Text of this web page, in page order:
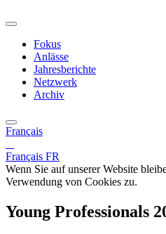
Fokus
Anlässe
Jahresberichte
Netzwerk
Archiv
Français
Français FR
Wenn Sie auf unserer Website
Verwendung von Cookies zu.
Young Professionals